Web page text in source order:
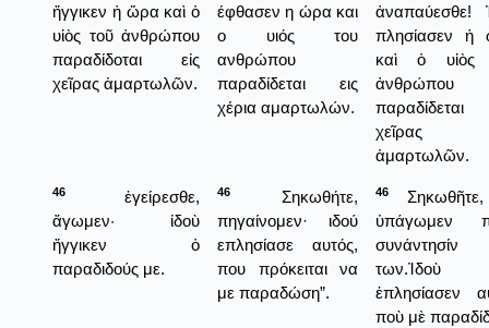
ἤγγικεν ἡ ὥρα καὶ ὁ
υἱὸς τοῦ ἀνθρώπου
παραδίδοται εἰς
χεῖρας ἁμαρτωλῶν.
έφθασεν η ώρα και
ο υιός του
ανθρώπου
παραδίδεται εις
χέρια αμαρτωλών.
ἀναπαύεσθε!
πλησίασεν ἡ
καὶ ὁ υἱὸς
ἀνθρώπου
παραδίδεται
χεῖρας
ἁμαρτωλῶν.
46
ἐγείρεσθε,
ἄγωμεν· ἰδοὺ
ἤγγικεν ὁ
παραδιδούς με.
46
Σηκωθήτε,
πηγαίνομεν· ιδού
επλησίασε αυτός,
που πρόκειται να
με παραδώση”.
46
ὑπάγωμεν
συνάντησίν
των.Ἰδοὺ
ἐπλησίασεν
ποὺ μὲ